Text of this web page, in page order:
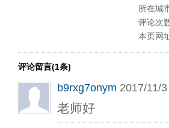
所在城
评论次
本页网
评论留言(1条)
b9rxg7onym 2017/11/
老师好